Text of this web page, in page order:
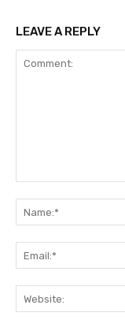
LEAVE A REPLY